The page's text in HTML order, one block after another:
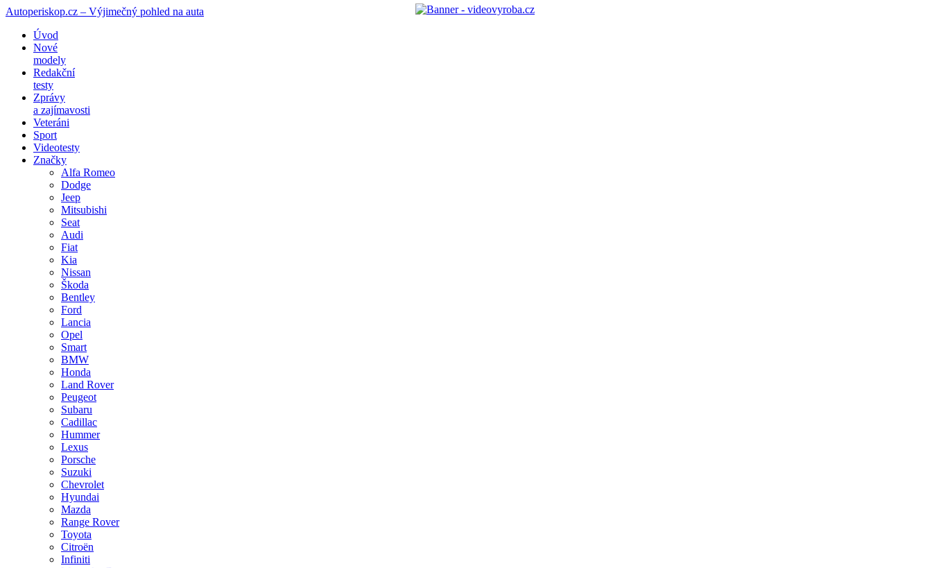
Autoperiskop.cz – Výjimečný pohled na auta
Přejít
obsahu
webu
Úvod
Nové
modely
Redakční
testy
Zprávy
a zajímavosti
Veteráni
Sport
Videotesty
Značky
Alfa Romeo
Dodge
Jeep
Mitsubishi
Seat
Audi
Fiat
Kia
Nissan
Škoda
Bentley
Ford
Lancia
Opel
Smart
BMW
Honda
Land Rover
Peugeot
Subaru
Cadillac
Hummer
Lexus
Porsche
Suzuki
Chevrolet
Hyundai
Mazda
Range Rover
Toyota
Citroën
Infiniti